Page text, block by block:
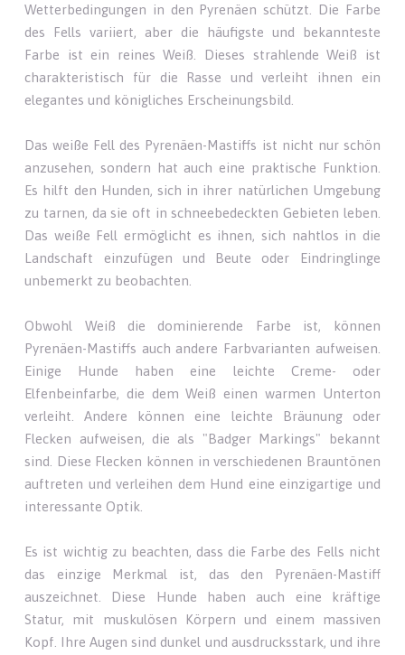
Wetterbedingungen in den Pyrenäen schützt. Die Farbe
des Fells variiert, aber die häufigste und bekannteste
Farbe ist ein reines Weiß. Dieses strahlende Weiß ist
charakteristisch für die Rasse und verleiht ihnen ein
elegantes und königliches Erscheinungsbild.
Das weiße Fell des Pyrenäen-Mastiffs ist nicht nur schön
anzusehen, sondern hat auch eine praktische Funktion.
Es hilft den Hunden, sich in ihrer natürlichen Umgebung
zu tarnen, da sie oft in schneebedeckten Gebieten leben.
Das weiße Fell ermöglicht es ihnen, sich nahtlos in die
Landschaft einzufügen und Beute oder Eindringlinge
unbemerkt zu beobachten.
Obwohl Weiß die dominierende Farbe ist, können
Pyrenäen-Mastiffs auch andere Farbvarianten aufweisen.
Einige Hunde haben eine leichte Creme- oder
Elfenbeinfarbe, die dem Weiß einen warmen Unterton
verleiht. Andere können eine leichte Bräunung oder
Flecken aufweisen, die als "Badger Markings" bekannt
sind. Diese Flecken können in verschiedenen Brauntönen
auftreten und verleihen dem Hund eine einzigartige und
interessante Optik.
Es ist wichtig zu beachten, dass die Farbe des Fells nicht
das einzige Merkmal ist, das den Pyrenäen-Mastiff
auszeichnet. Diese Hunde haben auch eine kräftige
Statur, mit muskulösen Körpern und einem massiven
Kopf. Ihre Augen sind dunkel und ausdrucksstark, und ihre